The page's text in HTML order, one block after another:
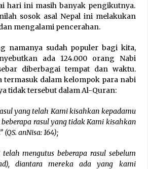
Iran dalam Tiga Ayat: Memahami
Yahudi dan Kristen dalam Dinamika
4 months ago
hari ini masih banyak pengikutnya.
sosok asal Nepal ini melakukan
mengalami pencerahan.
namanya sudah populer bagi kita,
ada 124.000 orang Nabi
diberbagai tempat dan waktu.
termasuk dalam kelompok para nabi
tidak tersebut dalam Al-Quran:
yang telah Kami kisahkan kepadamu
rasul yang tidak Kami kisahkan
anNisa: 164);
mengutus beberapa rasul sebelum
diantara mereka ada yang kami